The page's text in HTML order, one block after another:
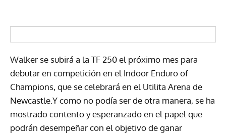
Walker se subirá a la TF 250 el próximo mes para
debutar en competición en el Indoor Enduro of
Champions, que se celebrará en el Utilita Arena de
Newcastle.Y como no podía ser de otra manera, se ha
mostrado contento y esperanzado en el papel que
podrán desempeñar con el objetivo de ganar